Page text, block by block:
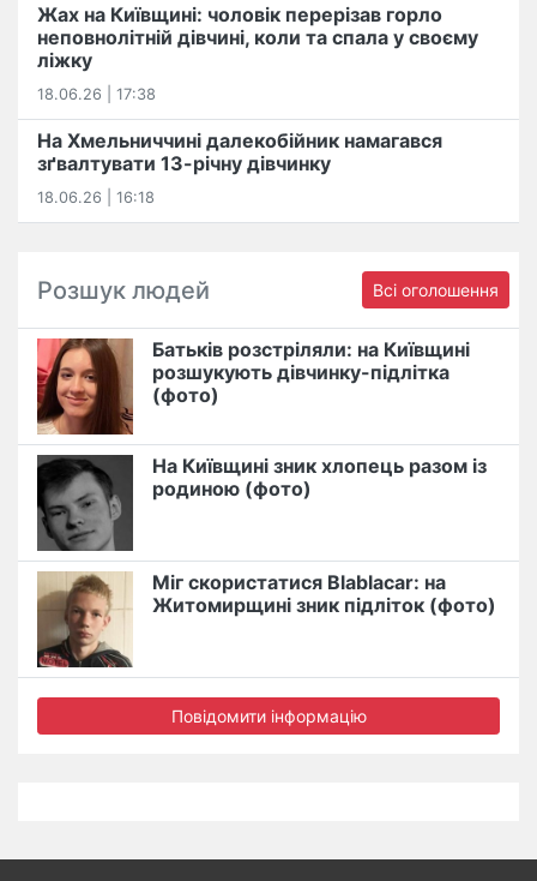
Жах на Київщині: чоловік перерізав горло
неповнолітній дівчині, коли та спала у своєму
ліжку
18.06.26 | 17:38
На Хмельниччині далекобійник намагався
зґвалтувати 13-річну дівчинку
18.06.26 | 16:18
Розшук людей Всі оголошення
Батьків розстріляли: на Київщині
розшукують дівчинку-підлітка
(фото)
На Київщині зник хлопець разом із
родиною (фото)
Міг скористатися Blablacar: на
Житомирщині зник підліток (фото)
Повідомити інформацію